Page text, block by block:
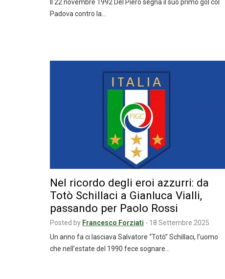
Il 22 novembre 1992 Del Piero segna il suo primo gol col
Padova contro la…
Nel ricordo degli eroi azzurri: da
Totò Schillaci a Gianluca Vialli,
passando per Paolo Rossi
Posted by Francesco Forziati - 18 Settembre 2025
Un anno fa ci lasciava Salvatore “Totò” Schillaci, l’uomo
che nell’estate del 1990 fece sognare…